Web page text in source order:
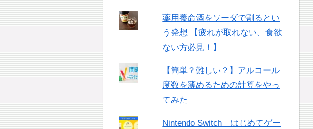
薬用養命酒をソーダで割るとい
う発想 【疲れが取れない、食欲
ない方必見！】
【簡単？難しい？】アルコール
度数を薄めるための計算をやっ
てみた
Nintendo Switch「はじめてゲー